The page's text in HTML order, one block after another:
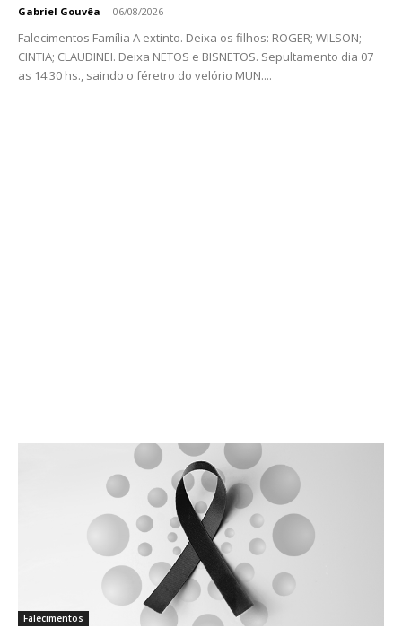
Gabriel Gouvêa - 06/08/2026
Falecimentos Família A extinto. Deixa os filhos: ROGER; WILSON;
CINTIA; CLAUDINEI. Deixa NETOS e BISNETOS. Sepultamento dia 07
as 14:30 hs., saindo o féretro do velório MUN....
Falecimentos